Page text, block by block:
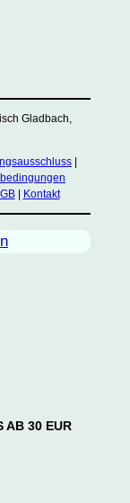
Gladbach,
| Kontakt
AB 30 EUR